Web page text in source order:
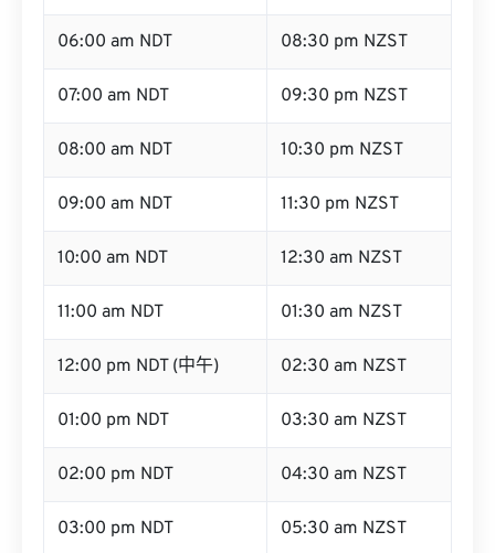
06:00 am NDT 08:30 pm NZST
07:00 am NDT 09:30 pm NZST
08:00 am NDT 10:30 pm NZST
09:00 am NDT 11:30 pm NZST
10:00 am NDT 12:30 am NZST
11:00 am NDT 01:30 am NZST
12:00 pm NDT (中午) 02:30 am NZST
01:00 pm NDT 03:30 am NZST
02:00 pm NDT 04:30 am NZST
03:00 pm NDT 05:30 am NZST